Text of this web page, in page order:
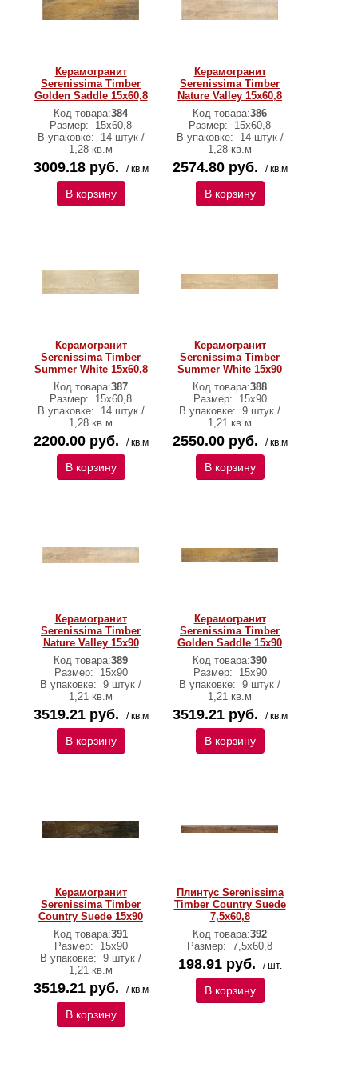
Керамогранит
Serenissima Timber
Golden Saddle 15х60,8
Код товара:384
Размер:
15х60,8
В упаковке:
14 штук /
1,28 кв.м
3009.18 руб. / кв.м
В корзину
Керамогранит
Serenissima Timber
Nature Valley 15х60,8
Код товара:386
Размер:
15х60,8
В упаковке:
14 штук /
1,28 кв.м
2574.80 руб. / кв.м
В корзину
Керамогранит
Serenissima Timber
Summer White 15х60,8
Код товара:387
Размер:
15х60,8
В упаковке:
14 штук /
1,28 кв.м
2200.00 руб. / кв.м
В корзину
Керамогранит
Serenissima Timber
Summer White 15х90
Код товара:388
Размер:
15х90
В упаковке: 9 штук /
1,21 кв.м
2550.00 руб. / кв.м
В корзину
Керамогранит
Serenissima Timber
Nature Valley 15х90
Код товара:389
Размер:
15х90
В упаковке: 9 штук /
1,21 кв.м
3519.21 руб. / кв.м
В корзину
Керамогранит
Serenissima Timber
Golden Saddle 15х90
Код товара:390
Размер:
15х90
В упаковке: 9 штук /
1,21 кв.м
3519.21 руб. / кв.м
В корзину
Керамогранит
Serenissima Timber
Country Suede 15х90
Код товара:391
Размер:
15х90
В упаковке: 9 штук /
1,21 кв.м
3519.21 руб. / кв.м
В корзину
Плинтус Serenissima
Timber Country Suede
7,5х60,8
Код товара:392
Размер: 7,5х60,8
198.91 руб. / шт.
В корзину